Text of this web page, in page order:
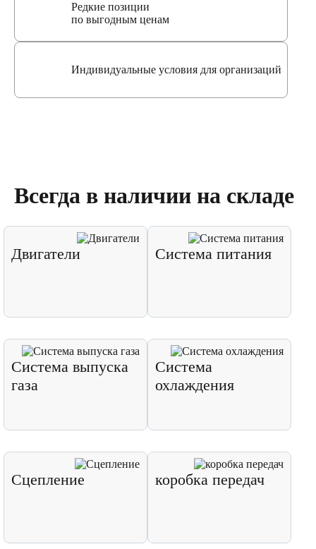
Редкие позиции
по выгодным ценам
Индивидуальные условия для организаций
Всегда в наличии на складе
Двигатели Система питания
Система выпуска
газа
Система
охлаждения
Сцепление коробка передач